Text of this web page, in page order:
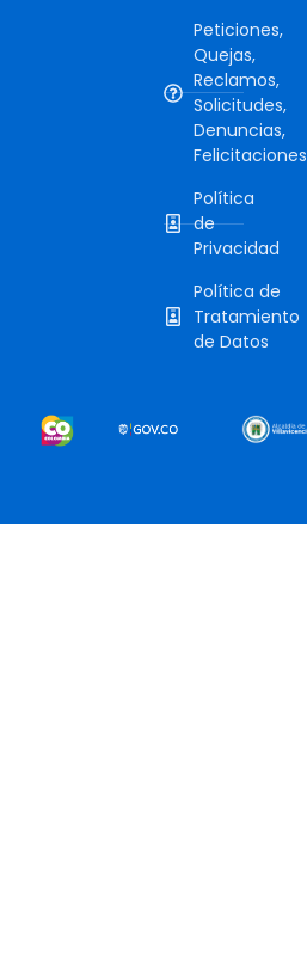
Peticiones,
Quejas,
Reclamos,
Solicitudes,
Denuncias,
Felicitaciones
Política
de
Privacidad
Política de
Tratamiento
de Datos